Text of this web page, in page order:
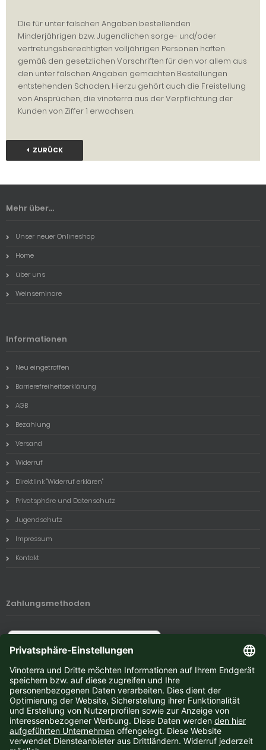
Die für unter falschen Angaben bestellenden
Minderjährigen bzw. Jugendlichen sorge- und/oder
vertretungsberechtigten volljährigen Personen haften
gemäß den gesetzlichen Vorschriften für den vor allem aus
den unter falschen Angaben gemachten Bestellungen
entstehenden Schaden. Hierzu gehört auch die Freistellung
von Ansprüchen, die vinoterra aus der Verpflichtung der
Kunden von Ziffer 1 erwachsen.
ZURÜCK
Mehr über...
Unser neuer Onlineshop
Home
über uns
Weinseminare
Informationen
Neu eingetroffen
Barrierefreiheitserklärung
AGB
Bezahlung
Versand
Widerruf
Direktlink "Widerruf erklären"
Privatsphäre und Datenschutz
Jugendschutz
Impressum
Kontakt
Zahlungsmethoden
Newsletter-Anmeldung
E-Mail-Adresse: